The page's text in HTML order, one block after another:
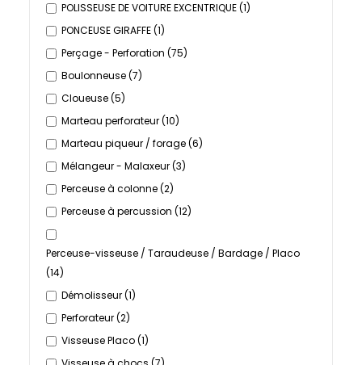
POLISSEUSE DE VOITURE EXCENTRIQUE(1)
PONCEUSE GIRAFFE(1)
Perçage - Perforation (75)
Boulonneuse(7)
Cloueuse(5)
Marteau perforateur(10)
Marteau piqueur / forage(6)
Mélangeur - Malaxeur(3)
Perceuse à colonne(2)
Perceuse à percussion (12)
Perceuse-visseuse / Taraudeuse / Bardage / Placo
(14)
Démolisseur(1)
Perforateur(2)
Visseuse Placo(1)